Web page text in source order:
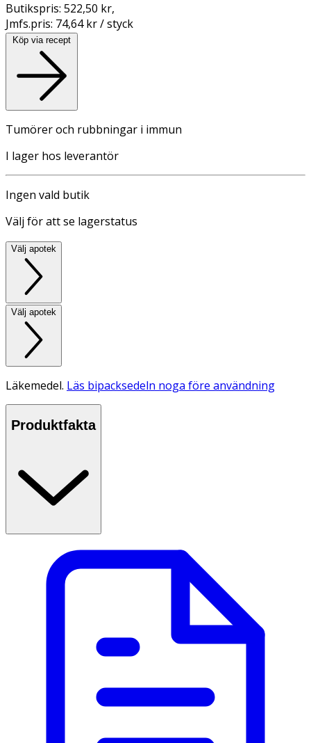
Butikspris: 522,50 kr,
Jmfs.pris: 74,64 kr / styck
Köp via recept
Tumörer och rubbningar i immun
I lager hos leverantör
Ingen vald butik
Välj för att se lagerstatus
Välj apotek
Välj apotek
Läkemedel. Läs bipacksedeln noga före användning
Produktfakta